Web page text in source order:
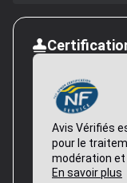
Avis Vérifiés
pour le
modération et
En savoir plus